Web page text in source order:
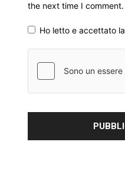
the next time I comment.
Ho letto e accettato la